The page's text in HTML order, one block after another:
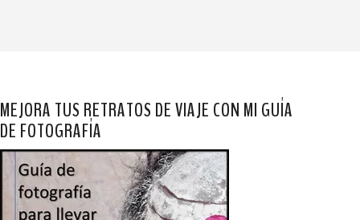
MEJORA TUS RETRATOS DE VIAJE CON MI GUÍA
DE FOTOGRAFÍA